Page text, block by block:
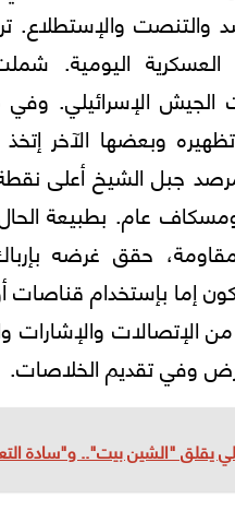
والتنصت والإستطلاع.
العسكرية
الجيش الإسرائيلي.
وبعضها الآخر
جبل الشيخ أعلى
عام. بطبيعة
حقق غرضه
إما بإستخدام
الإتصالات والإشارات
وفي تقديم الخلاصات.
يقلق "الشين بيت".. و"سادة